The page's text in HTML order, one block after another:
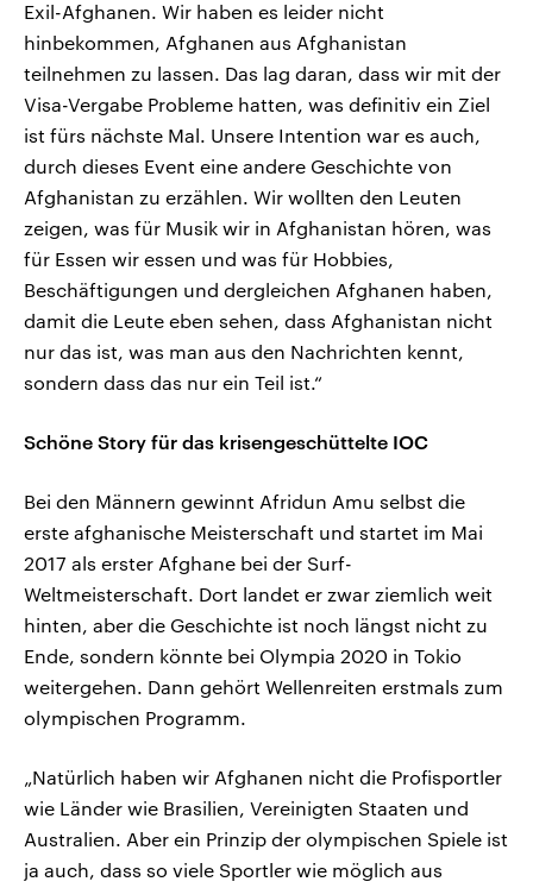
Exil-Afghanen. Wir haben es leider nicht
hinbekommen, Afghanen aus Afghanistan
teilnehmen zu lassen. Das lag daran, dass wir mit der
Visa-Vergabe Probleme hatten, was definitiv ein Ziel
ist fürs nächste Mal. Unsere Intention war es auch,
durch dieses Event eine andere Geschichte von
Afghanistan zu erzählen. Wir wollten den Leuten
zeigen, was für Musik wir in Afghanistan hören, was
für Essen wir essen und was für Hobbies,
Beschäftigungen und dergleichen Afghanen haben,
damit die Leute eben sehen, dass Afghanistan nicht
nur das ist, was man aus den Nachrichten kennt,
sondern dass das nur ein Teil ist.“
Schöne Story für das krisengeschüttelte IOC
Bei den Männern gewinnt Afridun Amu selbst die
erste afghanische Meisterschaft und startet im Mai
2017 als erster Afghane bei der Surf-
Weltmeisterschaft. Dort landet er zwar ziemlich weit
hinten, aber die Geschichte ist noch längst nicht zu
Ende, sondern könnte bei Olympia 2020 in Tokio
weitergehen. Dann gehört Wellenreiten erstmals zum
olympischen Programm.
„Natürlich haben wir Afghanen nicht die Profisportler
wie Länder wie Brasilien, Vereinigten Staaten und
Australien. Aber ein Prinzip der olympischen Spiele ist
ja auch, dass so viele Sportler wie möglich aus